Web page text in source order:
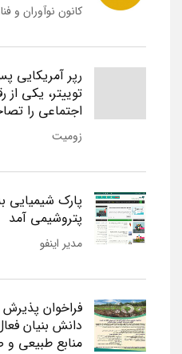
کانون نوآوران و
رپر آمریکایی
توییتر، یکی
اجتماعی را
زومیت
پارک شیمیایی
پتروشیمی آمد
مدیر اینفو
فراخوان
دانش بنیان
منابع طبیعی و